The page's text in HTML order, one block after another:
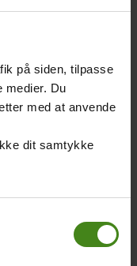
på siden, tilpasse
medier. Du
med at anvende
dit samtykke
brugeroplevelsen.
at:
filtrerede
som du
til at måle trafikken.
blive klogere på